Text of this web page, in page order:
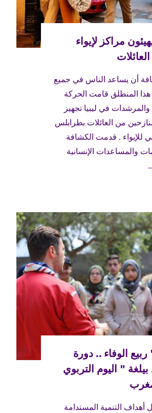
أن يساعد الناس في جميع
المنطلق قامت الحركة
في ليبيا تجهيز
من العائلات بطرابلس
للإيواء . قدمت الكشافة
والمساعدات الإنسانية
التنمية المستدامة